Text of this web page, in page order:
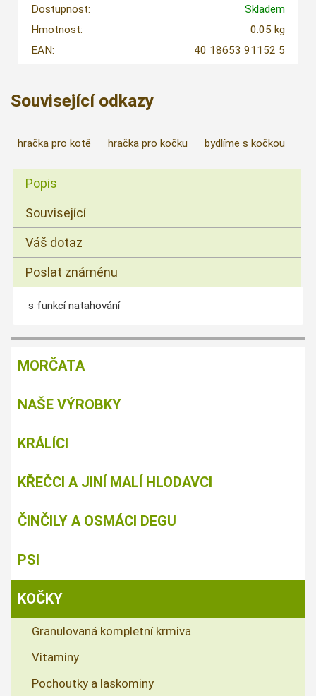
Dostupnost:
Skladem
Hmotnost:
0.05 kg
EAN:
40 18653 91152 5
Související odkazy
hračka pro kotě hračka pro kočku bydlíme s kočkou
Popis
Související
Váš dotaz
Poslat známénu
s funkcí natahování
MORČATA
NAŠE VÝROBKY
KRÁLÍCI
KŘEČCI A JINÍ MALÍ HLODAVCI
ČINČILY A OSMÁCI DEGU
PSI
KOČKY
Granulovaná kompletní krmiva
Vitaminy
Pochoutky a laskominy